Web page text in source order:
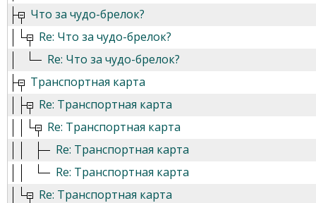
Что за чудо-брелок?
Re: Что за чудо-брелок?
Re: Что за чудо-брелок?
Транспортная карта
Re: Транспортная карта
Re: Транспортная карта
Re: Транспортная карта
Re: Транспортная карта
Re: Транспортная карта